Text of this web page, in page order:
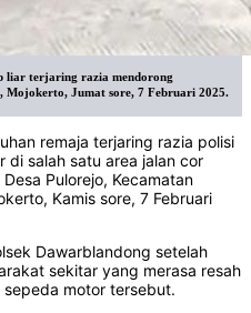
liar terjaring razia mendorong
Mojokerto, Jumat sore, 7 Februari 2025.
remaja terjaring razia polisi
di salah satu area jalan cor
Pulorejo, Kecamatan
Kamis sore, 7 Februari
Dawarblandong setelah
sekitar yang merasa resah
motor tersebut.